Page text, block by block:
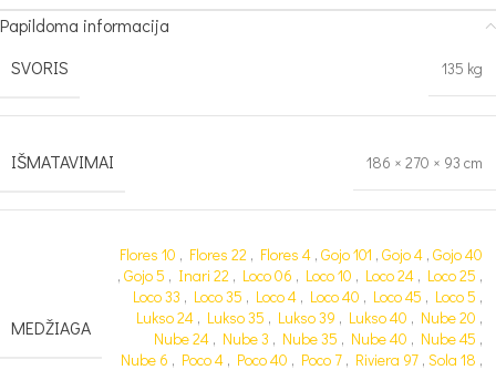
Papildoma informacija
SVORIS
135 kg
IŠMATAVIMAI 186 × 270 × 93 cm
MEDŽIAGA
Flores 10 , Flores 22 , Flores 4 , Gojo 101 , Gojo 4 , Gojo 40
, Gojo 5 , Inari 22 , Loco 06 , Loco 10 , Loco 24 , Loco 25 ,
Loco 33 , Loco 35 , Loco 4 , Loco 40 , Loco 45 , Loco 5 ,
Lukso 24 , Lukso 35 , Lukso 39 , Lukso 40 , Nube 20 ,
Nube 24 , Nube 3 , Nube 35 , Nube 40 , Nube 45 ,
Nube 6 , Poco 4 , Poco 40 , Poco 7 , Riviera 97 , Sola 18 ,